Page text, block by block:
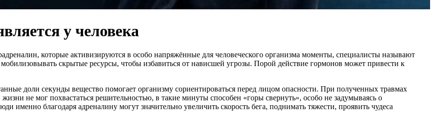
у человека
которые активизируются в особо напряжённые для человеческого организма моменты, специалисты называют
скрытые ресурсы, чтобы избавиться от нависшей угрозы. Порой действие гормонов может привести к
доли секунды вещество помогает организму сориентироваться перед лицом опасности. При полученных травмах
не мог похвастаться решительностью, в такие минуты способен «горы свернуть», особо не задумываясь о
именно благодаря адреналину могут значительно увеличить скорость бега, поднимать тяжести, проявить чудеса